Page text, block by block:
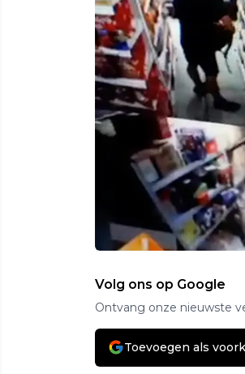
Volg ons op Google
Ontvang onze nieuwste
Toevoegen als